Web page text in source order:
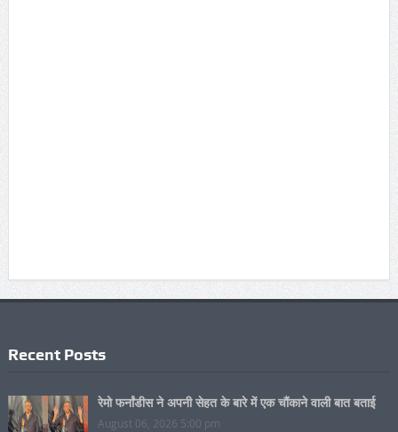
Recent Posts
रेमो फर्नांडीस ने अपनी सेहत के बारे में एक चौंकाने वाली बात बताई
August 06, 2026 5:00 pm